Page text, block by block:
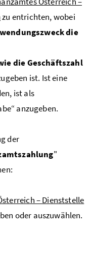
zu entrichten, wobei
die
die Geschäftszahl
ist. Ist eine
ist als
anzugeben.
der
"
– Dienststelle
oder auszuwählen.